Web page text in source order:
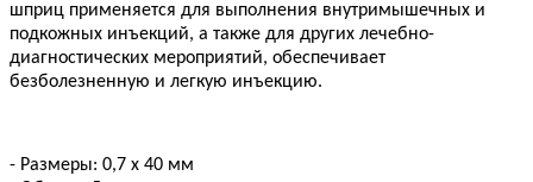
шприц применяется для выполнения внутримышечных и
подкожных инъекций, а также для других лечебно-
диагностических мероприятий, обеспечивает
безболезненную и легкую инъекцию.
- Размеры: 0,7 х 40 мм